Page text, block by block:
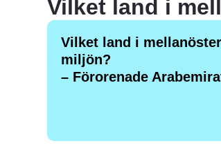
Vilket land i
miljön?
– Förorenade